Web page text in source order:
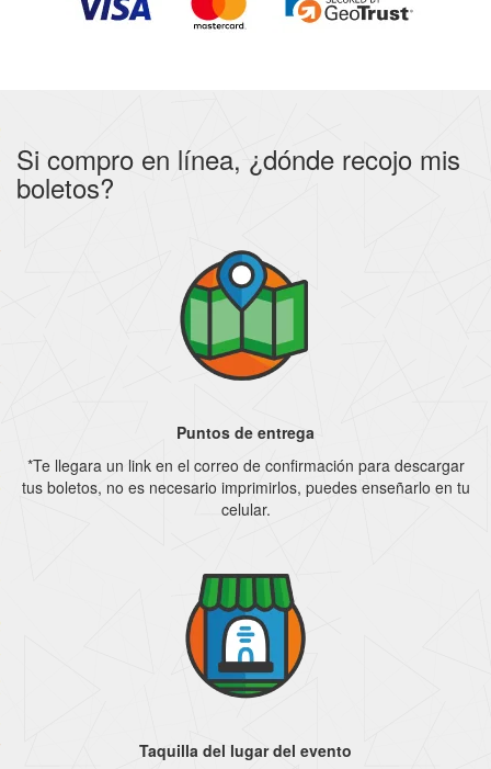
Si compro en línea, ¿dónde recojo mis
boletos?
Puntos de entrega
*Te llegara un link en el correo de confirmación para descargar
tus boletos, no es necesario imprimirlos, puedes enseñarlo en tu
celular.
Taquilla del lugar del evento